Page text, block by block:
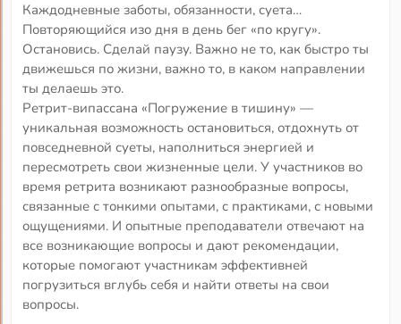
Каждодневные заботы, обязанности, суета…
Повторяющийся изо дня в день бег «по кругу».
Остановись. Сделай паузу. Важно не то, как быстро ты
движешься по жизни, важно то, в каком направлении
ты делаешь это.
Ретрит-випассана «Погружение в тишину» —
уникальная возможность остановиться, отдохнуть от
повседневной суеты, наполниться энергией и
пересмотреть свои жизненные цели. У участников во
время ретрита возникают разнообразные вопросы,
связанные с тонкими опытами, с практиками, с новыми
ощущениями. И опытные преподаватели отвечают на
все возникающие вопросы и дают рекомендации,
которые помогают участникам эффективней
погрузиться вглубь себя и найти ответы на свои
вопросы.